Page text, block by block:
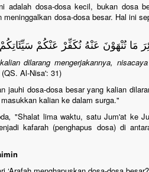
adalah dosa-dosa kecil, bukan dosa
dosa-dosa besar. Hal ini
مَا تُنْهَوْنَ عَنْهُ نُكَفِّرْ عَنْكُمْ سَيِّئَاتِكُمْ
dilarang mengerjakannya,
Al-Nisa': 31)
jauhi dosa-dosa besar yang kalian
kalian ke dalam surga."
, "Shalat lima waktu, satu Jum'at ke
kafarah (penghapus dosa) di